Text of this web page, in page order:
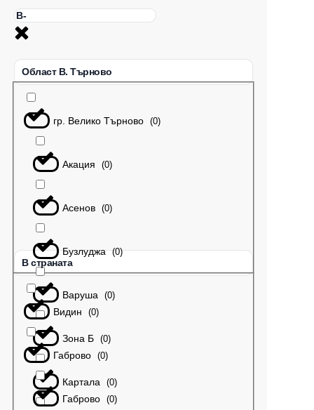
Област В. Търново
гр. Велико Търново (0)
Акация (0)
Асенов (0)
Бузлуджа (0)
Варуша (0)
Зона Б (0)
Картала (0)
В страната
Видин (0)
Габрово (0)
Габрово (0)